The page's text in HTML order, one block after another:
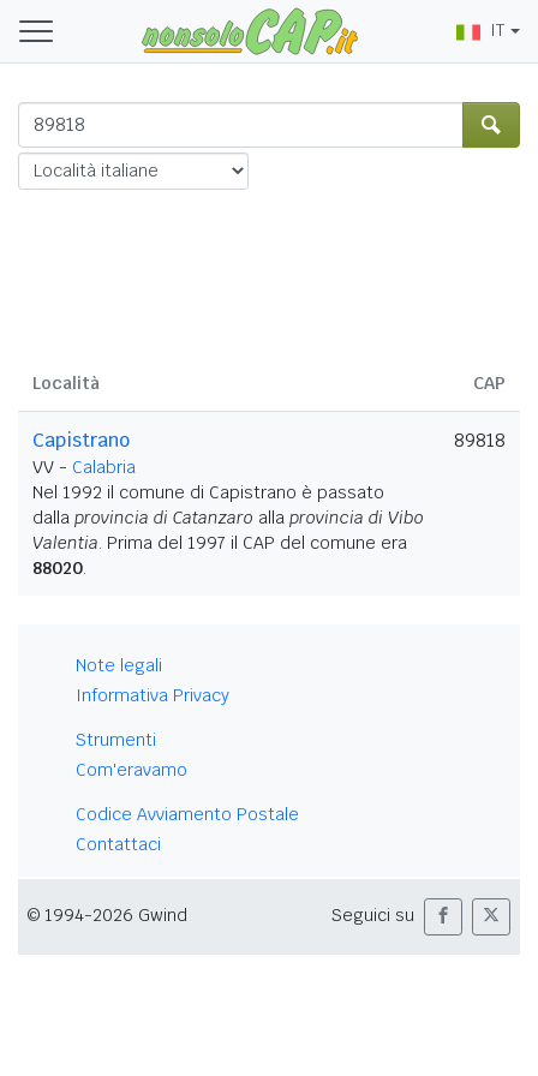
IT
Località CAP
Capistrano
VV - Calabria
Nel 1992 il comune di Capistrano è passato
dalla provincia di Catanzaro alla provincia di Vibo
Valentia. Prima del 1997 il CAP del comune era
88020.
89818
Note legali
Informativa Privacy
Strumenti
Com'eravamo
Codice Avviamento Postale
Contattaci
© 1994-2026 Gwind Seguici su